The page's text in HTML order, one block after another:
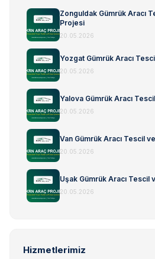
Zonguldak Gümrük Aracı
Projesi
20.05.2026
Yozgat Gümrük Aracı
20.05.2026
Yalova Gümrük Aracı
20.05.2026
Van Gümrük Aracı Tescil
20.05.2026
Uşak Gümrük Aracı Tescil
20.05.2026
Hizmetlerimiz